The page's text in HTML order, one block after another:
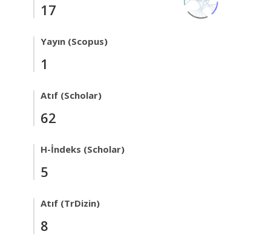
17
Yayın (Scopus)
1
Atıf (Scholar)
62
H-İndeks (Scholar)
5
Atıf (TrDizin)
8